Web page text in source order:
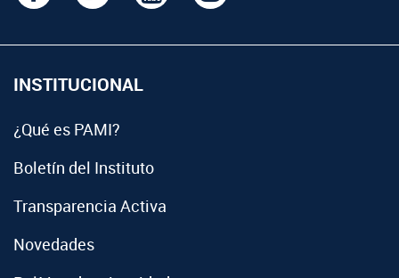
INSTITUCIONAL
¿Qué es PAMI?
Boletín del Instituto
Transparencia Activa
Novedades